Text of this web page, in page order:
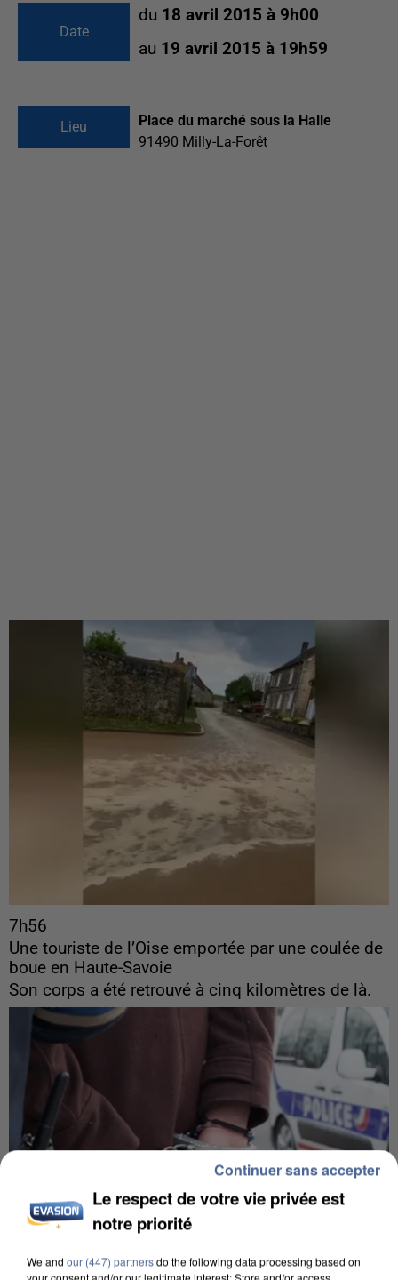
Date
du 18 avril 2015 à 9h00
au 19 avril 2015 à 19h59
Lieu
Place du marché sous la Halle
91490 Milly-La-Forêt
7h56
Une touriste de l’Oise emportée par une coulée de
boue en Haute-Savoie
Son corps a été retrouvé à cinq kilomètres de là.
Le respect de votre vie privée est
notre priorité
We and our (447) partnersdo the following data processing based on
your consent and/or our legitimate interest: Store and/or access
Continuer sans accepter